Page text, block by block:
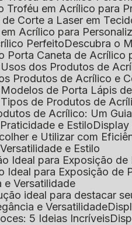
Troféu em Acrílico para
de Corte a Laser em
em Acrílico para
Perfeito
Descubra o
Porta Caneta de Acrílico
Usos dos Produtos de
Produtos de Acrílico e
Modelos de Porta Lápis
Tipos de Produtos de
de Acrílico: Um
e Estilo
e Utilizar com
e Estilo
Ideal para Exposição
Ideal para Exposição de
e Versatilidade
ideal para destacar
e Versatilidade
5 Ideias Incríveis